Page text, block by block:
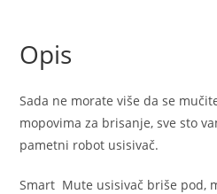
Opis
Sada ne morate više da se
mopovima za brisanje, sve sto
pametni robot usisivač.
Smart Mute usisivač briše pod,